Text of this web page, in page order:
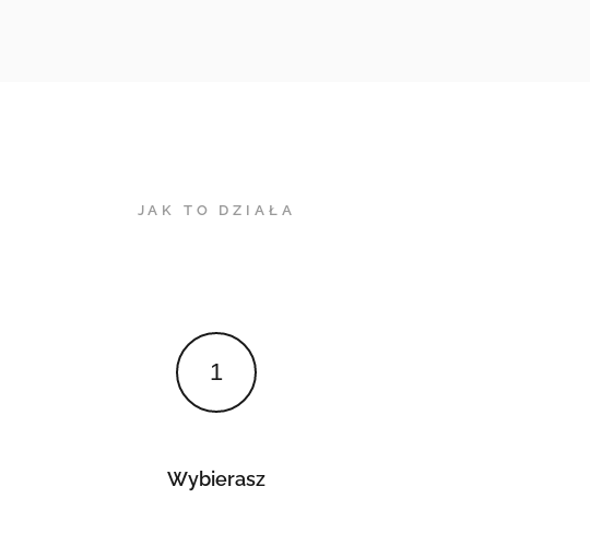
JAK TO DZIAŁA
1
Wybierasz